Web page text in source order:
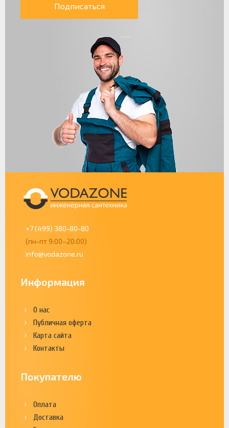
Подписаться
+7 (499) 380-80-80
(пн-пт 9:00–20:00)
info@vodazone.ru
Информация
О нас
Публичная оферта
Карта сайта
Контакты
Покупателю
Оплата
Доставка